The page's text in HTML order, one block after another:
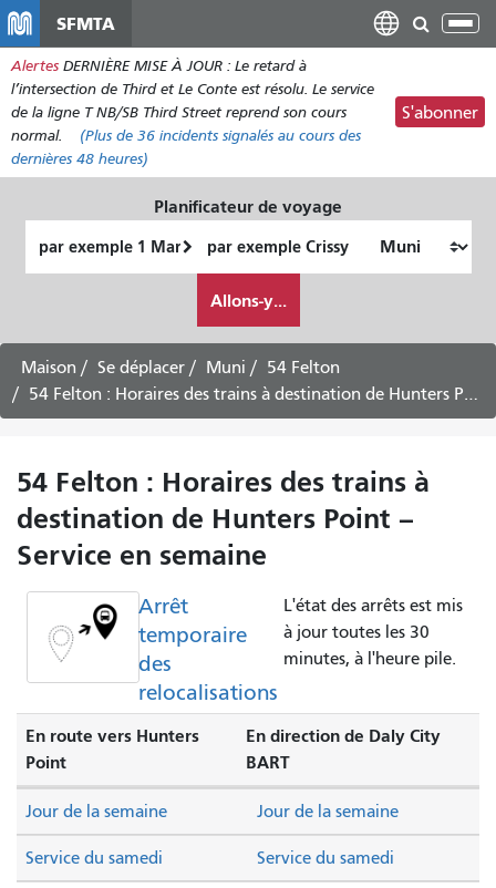
contenu
principal
SFMTA
Alertes DERNIÈRE MISE À JOUR : Le retard à
l’intersection de Third et Le Conte est résolu. Le service
de la ligne T NB/SB Third Street reprend son cours
normal.
(Plus de 36 incidents signalés au cours des
dernières 48 heures)
S'abonner
Planificateur de voyage
de
final
je
veux
voyager
Allons-y...
Maison Se déplacer Muni
54 Felton
54 Felton : Horaires des trains à destination de Hunters Point – Service en semaine
54 Felton : Horaires des trains à
destination de Hunters Point –
Service en semaine
Arrêt
temporaire
des
relocalisations
L'état des arrêts est mis
à jour toutes les 30
minutes, à l'heure pile.
En route vers Hunters
Point
En direction de Daly City
BART
Service du samedi Service du samedi
Jour de la semaine Jour de la semaine